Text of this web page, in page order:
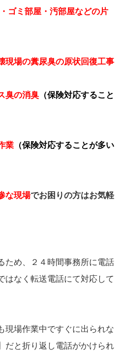
ゴミ部屋・汚部屋などの片
現場の糞尿臭の原状回復工事
臭の消臭 （保険対応すること
業 （保険対応することが多い
な現場でお困りの方はお気軽
ため、２４時間事務所に電話
はなく転送電話にて対応して
現場作業中ですぐに出られな
だと折り返し電話がかけられ